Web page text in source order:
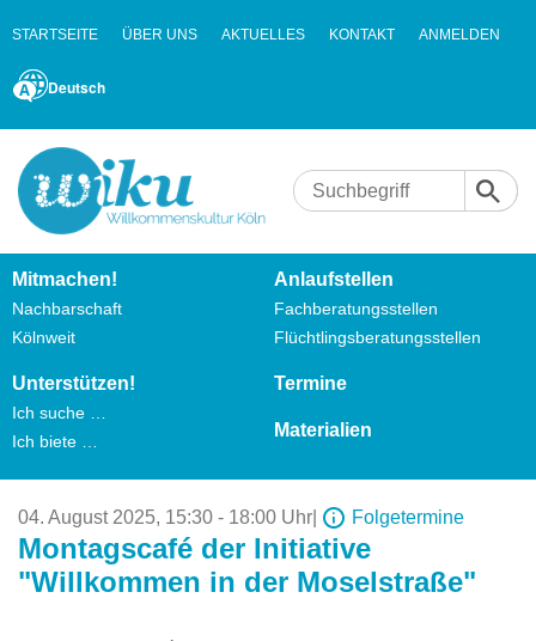
STARTSEITE ÜBER UNS AKTUELLES KONTAKT ANMELDEN
Deutsch
Mitmachen!
Nachbarschaft
Kölnweit
Anlaufstellen
Fachberatungsstellen
Flüchtlingsberatungsstellen
Unterstützen!
Ich suche …
Ich biete …
Termine
Materialien
04. August 2025, 15:30 - 18:00 Uhr Folgetermine
Montagscafé der Initiative
"Willkommen in der Moselstraße"